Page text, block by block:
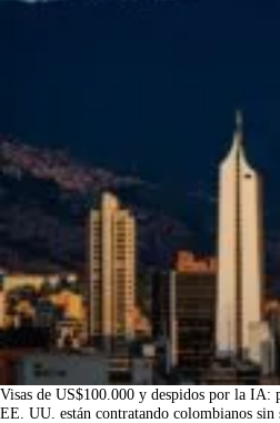
Visas de US$100.000 y despidos por la IA:
EE. UU. están contratando colombianos sin